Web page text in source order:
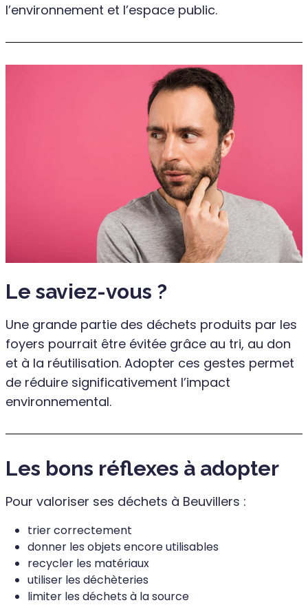
l’environnement et l’espace public.
Le saviez-vous ?
Une grande partie des déchets produits par les
foyers pourrait être évitée grâce au tri, au don
et à la réutilisation. Adopter ces gestes permet
de réduire significativement l’impact
environnemental.
Les bons réflexes à adopter
Pour valoriser ses déchets à Beuvillers :
trier correctement
donner les objets encore utilisables
recycler les matériaux
utiliser les déchèteries
limiter les déchets à la source